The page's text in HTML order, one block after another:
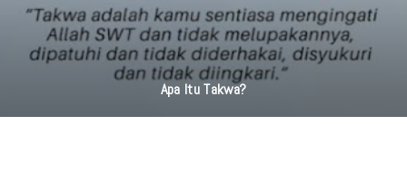
Apa Itu Takwa?